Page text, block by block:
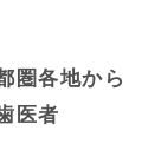
圏各地から
医者